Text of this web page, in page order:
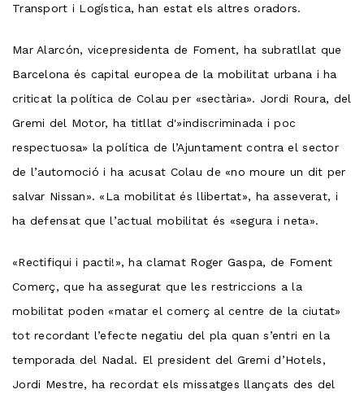
Transport i Logística, han estat els altres oradors.
Mar Alarcón, vicepresidenta de Foment, ha subratllat que
Barcelona és capital europea de la mobilitat urbana i ha
criticat la política de Colau per «sectària». Jordi Roura, del
Gremi del Motor, ha titllat d'»indiscriminada i poc
respectuosa» la política de l’Ajuntament contra el sector
de l’automoció i ha acusat Colau de «no moure un dit per
salvar Nissan». «La mobilitat és llibertat», ha asseverat, i
ha defensat que l’actual mobilitat és «segura i neta».
«Rectifiqui i pacti!», ha clamat Roger Gaspa, de Foment
Comerç, que ha assegurat que les restriccions a la
mobilitat poden «matar el comerç al centre de la ciutat»
tot recordant l’efecte negatiu del pla quan s’entri en la
temporada del Nadal. El president del Gremi d’Hotels,
Jordi Mestre, ha recordat els missatges llançats des del